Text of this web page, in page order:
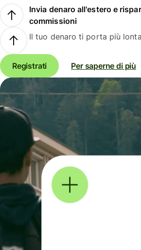
Invia denaro all'estero e
commissioni
Il tuo denaro ti porta più
Registrati Per saperne di più